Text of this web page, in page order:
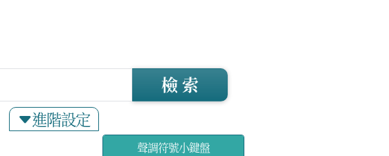
進階設定
檢 索
聲調符號小鍵盤